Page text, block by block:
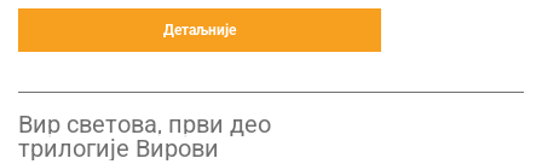
Детаљније
Вир светова, први део
трилогије Вирови